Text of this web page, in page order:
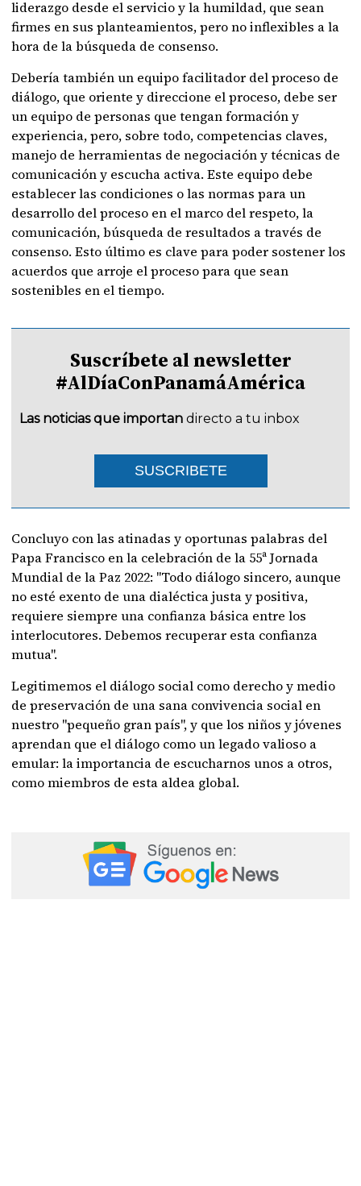
liderazgo desde el servicio y la humildad, que sean
firmes en sus planteamientos, pero no inflexibles a la
hora de la búsqueda de consenso.
Debería también un equipo facilitador del proceso de
diálogo, que oriente y direccione el proceso, debe ser
un equipo de personas que tengan formación y
experiencia, pero, sobre todo, competencias claves,
manejo de herramientas de negociación y técnicas de
comunicación y escucha activa. Este equipo debe
establecer las condiciones o las normas para un
desarrollo del proceso en el marco del respeto, la
comunicación, búsqueda de resultados a través de
consenso. Esto último es clave para poder sostener los
acuerdos que arroje el proceso para que sean
sostenibles en el tiempo.
Suscríbete al newsletter
#AlDíaConPanamáAmérica
Las noticias que importan directo a tu inbox
SUSCRIBETE
Concluyo con las atinadas y oportunas palabras del
Papa Francisco en la celebración de la 55ª Jornada
Mundial de la Paz 2022: "Todo diálogo sincero, aunque
no esté exento de una dialéctica justa y positiva,
requiere siempre una confianza básica entre los
interlocutores. Debemos recuperar esta confianza
mutua".
Legitimemos el diálogo social como derecho y medio
de preservación de una sana convivencia social en
nuestro "pequeño gran país", y que los niños y jóvenes
aprendan que el diálogo como un legado valioso a
emular: la importancia de escucharnos unos a otros,
como miembros de esta aldea global.